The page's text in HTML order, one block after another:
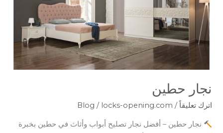
نجار حطين
اترك تعليقاً /
Blog / locks-opening.com
نجار حطين – أفضل نجار تصليح أبواب وأثاث في حطين بخبرة